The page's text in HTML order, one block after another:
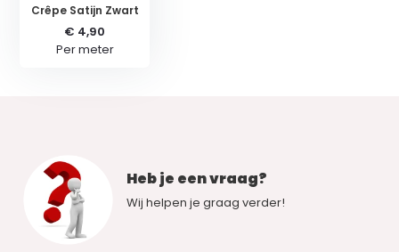
Crêpe Satijn Zwart
€ 4,90
Per meter
Heb je een vraag?
Wij helpen je graag verder!